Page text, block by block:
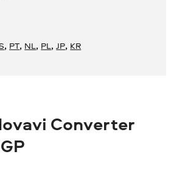
, PT, NL, PL,JP, KR
Converter